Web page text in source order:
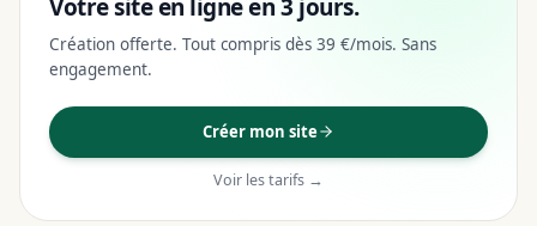
Votre site en ligne en 3 jours.
Création offerte. Tout compris dès 39 €/mois. Sans
engagement.
Créer mon site
Voir les tarifs →